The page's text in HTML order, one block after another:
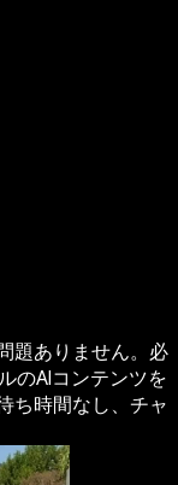
題ありません。必
のAIコンテンツを
ち時間なし、チャ